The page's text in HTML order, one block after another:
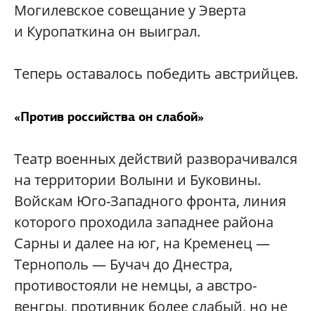
Могилевское совещание у Эверта
и Куропаткина он выиграл.
Теперь оставалось победить австрийцев.
«Против российства он слабой»
Театр военных действий разворачивался
на территории Волыни и Буковины.
Войскам Юго-Западного фронта, линия
которого проходила западнее района
Сарны и далее на юг, на Кременец —
Тернополь — Бучач до Днестра,
противостояли не немцы, а австро-
венгры, противник более слабый, но не